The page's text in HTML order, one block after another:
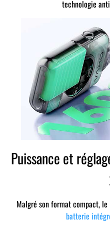
technologie
Puissance et
Malgré son format compact, le
batterie